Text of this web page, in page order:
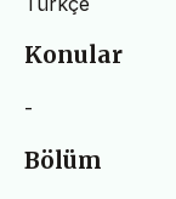
Konular
-
Bölüm